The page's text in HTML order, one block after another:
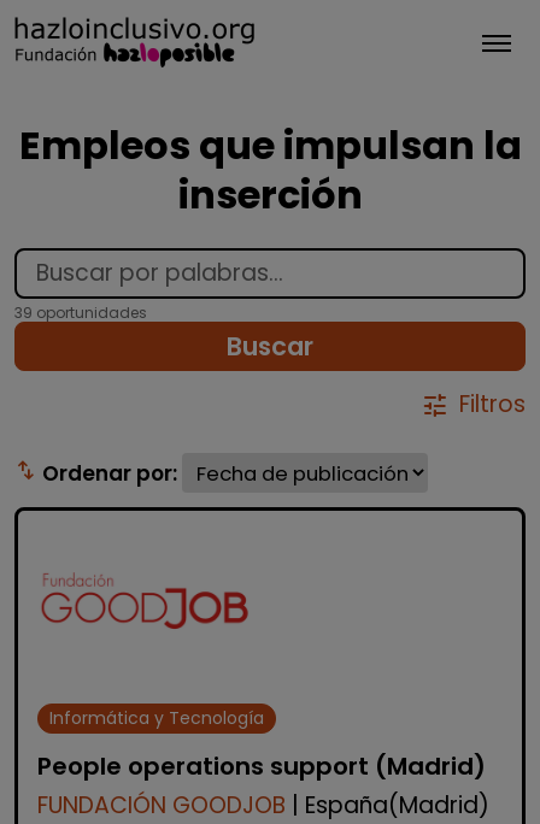
Empleos que impulsan la
inserción
39 oportunidades
Buscar
tune Filtros
swap_vert Ordenar por:
Informática y Tecnología
People operations support (Madrid)
FUNDACIÓN GOODJOB | España(Madrid)